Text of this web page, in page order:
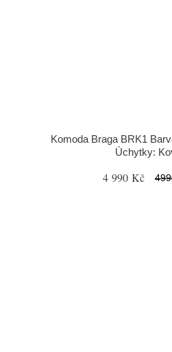
Komoda Braga BRK1
Úchytky:
4 990 Kč